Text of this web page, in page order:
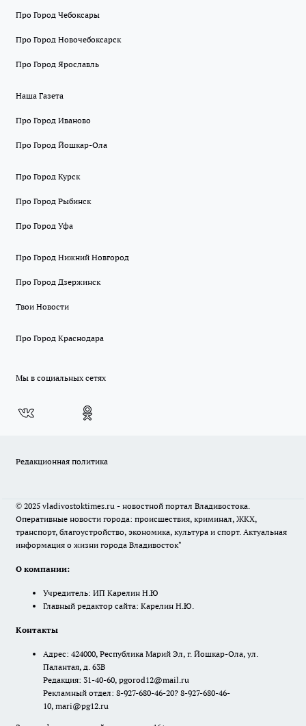
Про Город Чебоксары
Про Город Новочебоксарск
Про Город Ярославль
Наша Газета
Про Город Иваново
Про Город Йошкар-Ола
Про Город Курск
Про Город Рыбинск
Про Город Уфа
Про Город Нижний Новгород
Про Город Дзержинск
Твои Новости
Про Город Краснодара
Мы в социальных сетях
Редакционная политика
© 2025 vladivostoktimes.ru - новостной портал Владивостока.
Оперативные новости города: происшествия, криминал, ЖКХ,
транспорт, благоустройство, экономика, культура и спорт. Актуальная
информация о жизни города Владивосток"
О компании:
Учредитель: ИП Карелин Н.Ю
Главный редактор сайта: Карелин Н.Ю.
Контакты
Адрес: 424000, Республика Марий Эл, г. Йошкар-Ола, ул.
Палантая, д. 63В
Редакция: 31-40-60, pgorod12@mail.ru
Рекламный отдел: 8-927-680-46-20? 8-927-680-46-
10, mari@pg12.ru